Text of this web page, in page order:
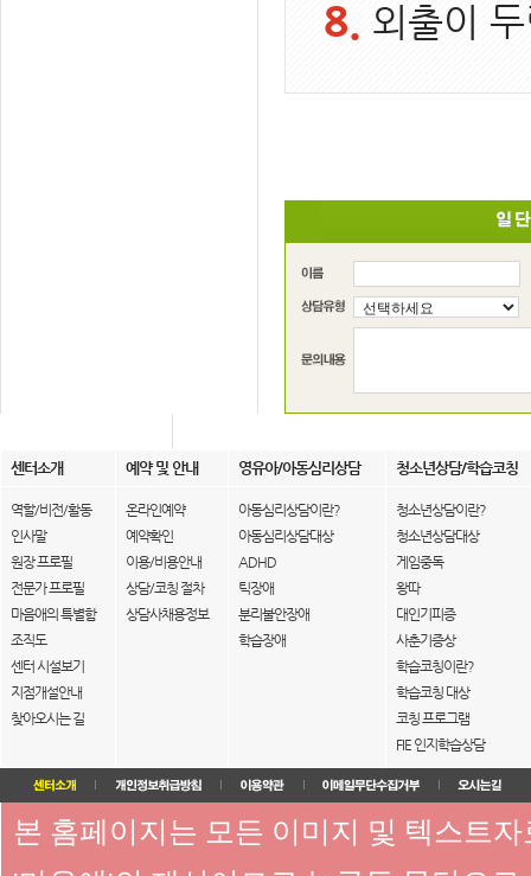
8. 외출이
센터소개 예약 및 안내 영유아/아동심리상담 청소년상담/학습코칭
역할/비전/활동
인사말
원장 프로필
전문가 프로필
마음애의 특별함
조직도
센터 시설보기
지점개설안내
찾아오시는 길
온라인예약
예약확인
이용/비용안내
상담/코칭 절차
상담사채용정보
아동심리상담이란?
아동심리상담대상
ADHD
틱장애
분리불안장애
학습장애
청소년상담이란?
청소년상담대상
게임중독
왕따
대인기피증
사춘기증상
학습코칭이란?
학습코칭 대상
코칭 프로그램
FIE 인지학습상담
본 홈페이지는 모든 이미지 및 텍스트